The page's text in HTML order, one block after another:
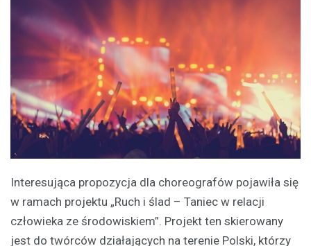
Interesująca propozycja dla choreografów pojawiła się
w ramach projektu „Ruch i ślad – Taniec w relacji
człowieka ze środowiskiem”. Projekt ten skierowany
jest do twórców działających na terenie Polski, którzy